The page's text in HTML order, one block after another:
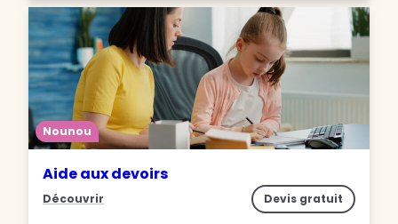
Nounou
Aide aux devoirs
Découvrir Devis gratuit